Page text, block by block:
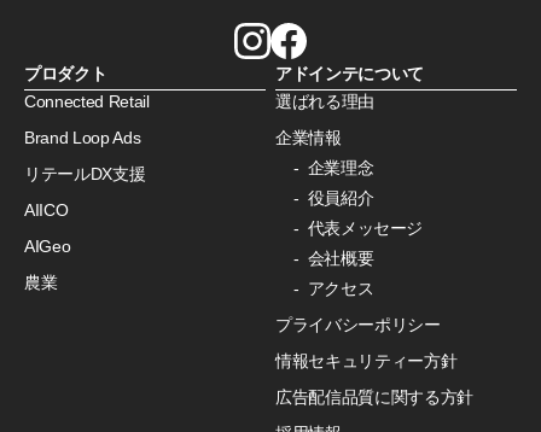
プロダクト
Connected Retail
Brand Loop Ads
リテールDX支援
AIICO
AIGeo
農業
アドインテについて
選ばれる理由
企業情報
企業理念
役員紹介
代表メッセージ
会社概要
アクセス
プライバシーポリシー
情報セキュリティー方針
広告配信品質に関する方針